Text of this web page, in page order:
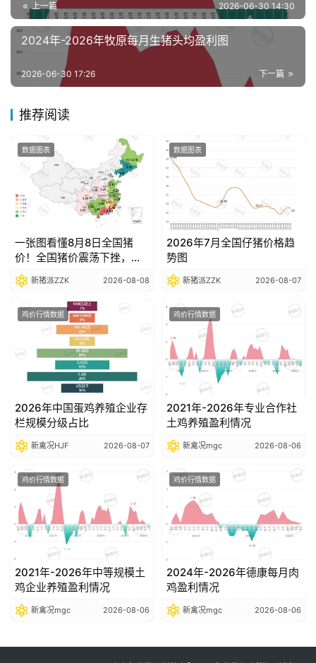
分
析
报
数
图
日
猪
价
上一篇 2026-06-30 14:30
2024年-2026年牧原每月生猪头均盈利图
下一篇
2026-06-30 17:26
推荐阅读
数据图表
一张图看懂8月8日全国猪
价！全国猪价震荡下挫，部
分省份跌破5元关口
新猪派ZZK 2026-08-08
数据图表
2026年7月全国仔猪价格趋
势图
新猪派ZZK 2026-08-07
鸡价行情数据
2026年中国蛋鸡养殖企业存
栏规模分级占比
新禽况HJF 2026-08-07
鸡价行情数据
2021年-2026年专业合作社
土鸡养殖盈利情况
新禽况mgc 2026-08-06
鸡价行情数据
2021年-2026年中等规模土
鸡企业养殖盈利情况
新禽况mgc 2026-08-06
鸡价行情数据
2024年-2026年德康每月肉
鸡盈利情况
新禽况mgc 2026-08-06